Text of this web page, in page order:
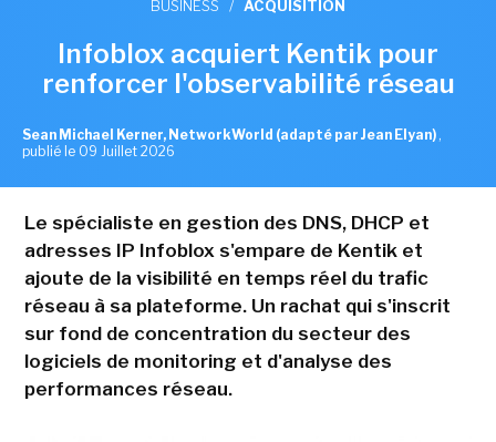
BUSINESS / ACQUISITION
Infoblox acquiert Kentik pour
renforcer l'observabilité réseau
Sean Michael Kerner, NetworkWorld (adapté par Jean Elyan) ,
publié le 09 Juillet 2026
Le spécialiste en gestion des DNS, DHCP et
adresses IP Infoblox s'empare de Kentik et
ajoute de la visibilité en temps réel du trafic
réseau à sa plateforme. Un rachat qui s'inscrit
sur fond de concentration du secteur des
logiciels de monitoring et d'analyse des
performances réseau.